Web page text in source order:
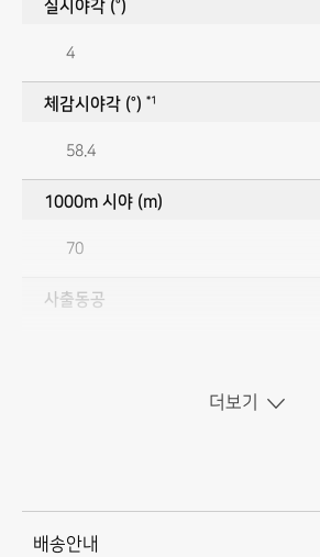
실시야각 (°)
4
체감시야각 (°) *1
58.4
1000m 시야 (m)
70
사출동공
16
더보기
배송안내